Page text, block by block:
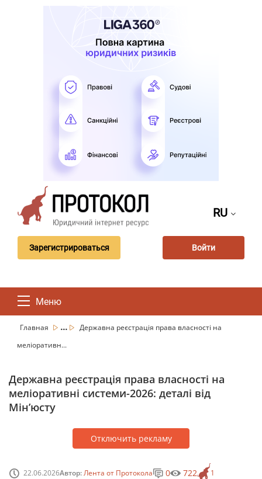
RU
Зарегистрироваться Войти
Меню
Главная ...
Державна реєстрація права власності на
меліоративн...
Державна реєстрація права власності на
меліоративні системи-2026: деталі від
Мінʼюсту
Отключить рекламу
22.06.2026Автор:Лента от Протокола 1
0 722